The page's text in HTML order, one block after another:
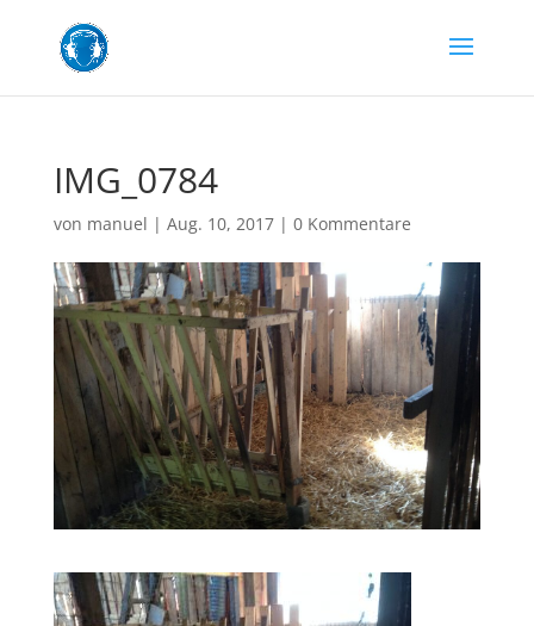
IMG_0784
von manuel | Aug. 10, 2017| 0 Kommentare